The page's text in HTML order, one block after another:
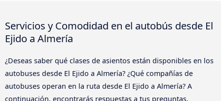
Servicios y Comodidad en el autobús desde El
Ejido a Almería
¿Deseas saber qué clases de asientos están disponibles en los
autobuses desde El Ejido a Almería? ¿Qué compañías de
autobuses operan en la ruta desde El Ejido a Almería? A
continuación, encontrarás respuestas a tus preguntas.